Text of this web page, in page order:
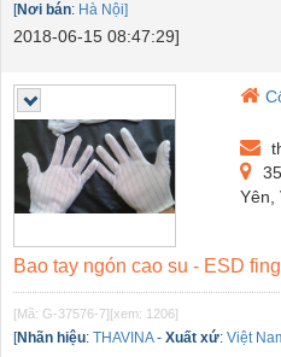
[Nơi bán: Hà Nội]
2018-06-15 08:47:29]
Yên,
Bao tay ngón cao su - ESD
[Mã: G-37576-7] [xem: 1206]
[Nhãn hiệu: THAVINA- Xuất xứ: Việt